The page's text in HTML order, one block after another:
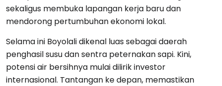
sekaligus membuka lapangan kerja baru dan
mendorong pertumbuhan ekonomi lokal.
Selama ini Boyolali dikenal luas sebagai daerah
penghasil susu dan sentra peternakan sapi. Kini,
potensi air bersihnya mulai dilirik investor
internasional. Tantangan ke depan, memastikan